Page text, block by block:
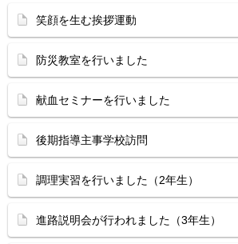
笑顔を生む挨拶運動
防災教室を行いました
献血セミナーを行いました
後期指導主事学校訪問
調理実習を行いました（2年生）
進路説明会が行われました（3年生）